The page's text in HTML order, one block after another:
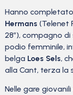
Hanno
Hermans (Telenet
28”), compagno di
podio femminile,
belga Loes Sels,
alla Cant, terza la
Nelle gare